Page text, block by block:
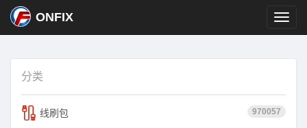
ONFIX
分类
970057
线刷包